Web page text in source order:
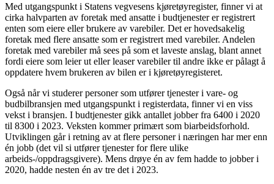
Med utgangspunkt i Statens vegvesens kjøretøyregister, finner vi at
cirka halvparten av foretak med ansatte i budtjenester er registrert
enten som eiere eller brukere av varebiler. Det er hovedsakelig
foretak med flere ansatte som er registrert med varebiler. Andelen
foretak med varebiler må sees på som et laveste anslag, blant annet
fordi eiere som leier ut eller leaser varebiler til andre ikke er pålagt å
oppdatere hvem brukeren av bilen er i kjøretøyregisteret.
Også når vi studerer personer som utfører tjenester i vare- og
budbilbransjen med utgangspunkt i registerdata, finner vi en viss
vekst i bransjen. I budtjenester gikk antallet jobber fra 6400 i 2020
til 8300 i 2023. Veksten kommer primært som biarbeidsforhold.
Utviklingen går i retning av at flere personer i næringen har mer enn
én jobb (det vil si utfører tjenester for flere ulike
arbeids-/oppdragsgivere). Mens drøye én av fem hadde to jobber i
2020, hadde nesten én av tre det i 2023.